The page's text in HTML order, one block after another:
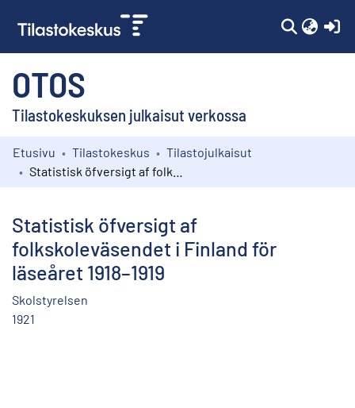
OTOS
Tilastokeskuksen julkaisut verkossa
Kokoelmat
Etusivu Tilastokeskus
Tilastojulkaisut
Statistisk öfversigt af
folkskoleväsendet i Finland för
läseåret 1918–1919
Skolstyrelsen
1921